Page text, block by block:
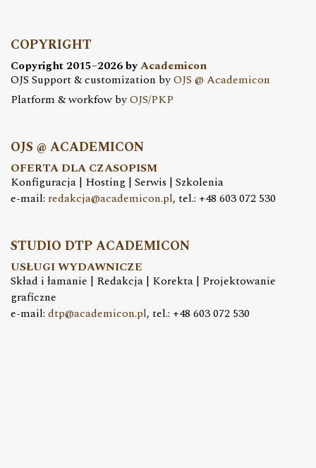
COPYRIGHT
Copyright 2015–2026 byAcademicon
OJS Support & customization byOJS @ Academicon
Platform & workfow byOJS/PKP
OJS @ ACADEMICON
OFERTA DLA CZASOPISM
Konfiguracja | Hosting | Serwis | Szkolenia
e-mail: redakcja@academicon.pl, tel.: +48 603 072 530
STUDIO DTP ACADEMICON
USŁUGI WYDAWNICZE
Skład i łamanie | Redakcja | Korekta | Projektowanie
graficzne
e-mail: dtp@academicon.pl, tel.: +48 603 072 530